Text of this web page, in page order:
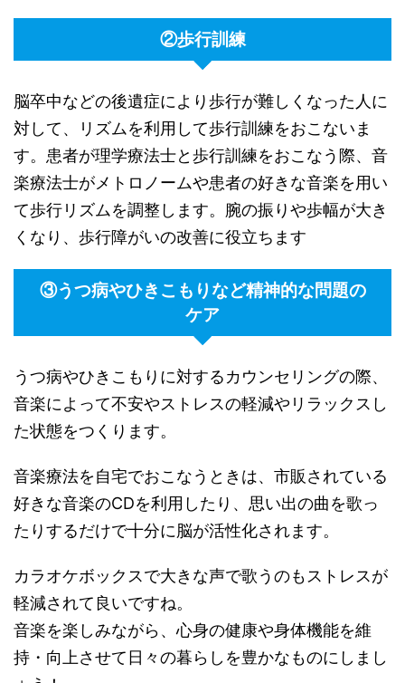
②歩行訓練
脳卒中などの後遺症により歩行が難しくなった人に
対して、リズムを利用して歩行訓練をおこないま
す。患者が理学療法士と歩行訓練をおこなう際、音
楽療法士がメトロノームや患者の好きな音楽を用い
て歩行リズムを調整します。腕の振りや歩幅が大き
くなり、歩行障がいの改善に役立ちます
③うつ病やひきこもりなど精神的な問題の
ケア
うつ病やひきこもりに対するカウンセリングの際、
音楽によって不安やストレスの軽減やリラックスし
た状態をつくります。
音楽療法を自宅でおこなうときは、市販されている
好きな音楽のCDを利用したり、思い出の曲を歌っ
たりするだけで十分に脳が活性化されます。
カラオケボックスで大きな声で歌うのもストレスが
軽減されて良いですね。
音楽を楽しみながら、心身の健康や身体機能を維
持・向上させて日々の暮らしを豊かなものにしまし